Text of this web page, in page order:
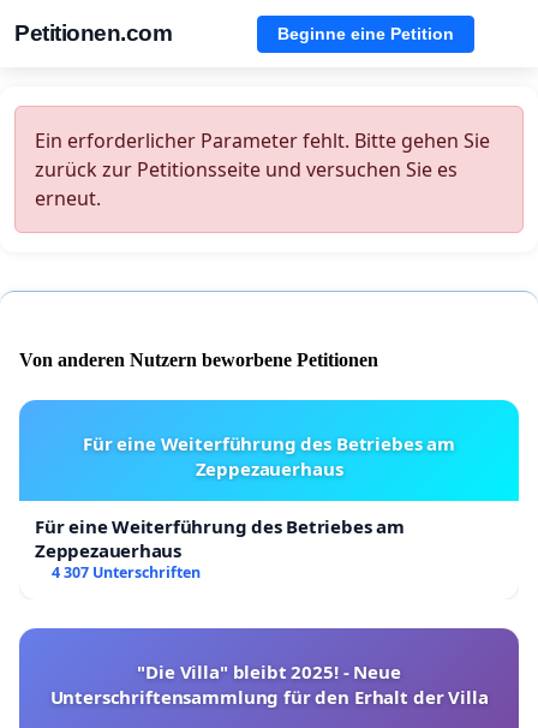
Petitionen.com Beginne eine Petition
Ein erforderlicher Parameter fehlt. Bitte gehen Sie
zurück zur Petitionsseite und versuchen Sie es
erneut.
Von anderen Nutzern beworbene Petitionen
Für eine Weiterführung des Betriebes am
Zeppezauerhaus
Für eine Weiterführung des Betriebes am
Zeppezauerhaus
4 307 Unterschriften
"Die Villa" bleibt 2025! - Neue
Unterschriftensammlung für den Erhalt der Villa